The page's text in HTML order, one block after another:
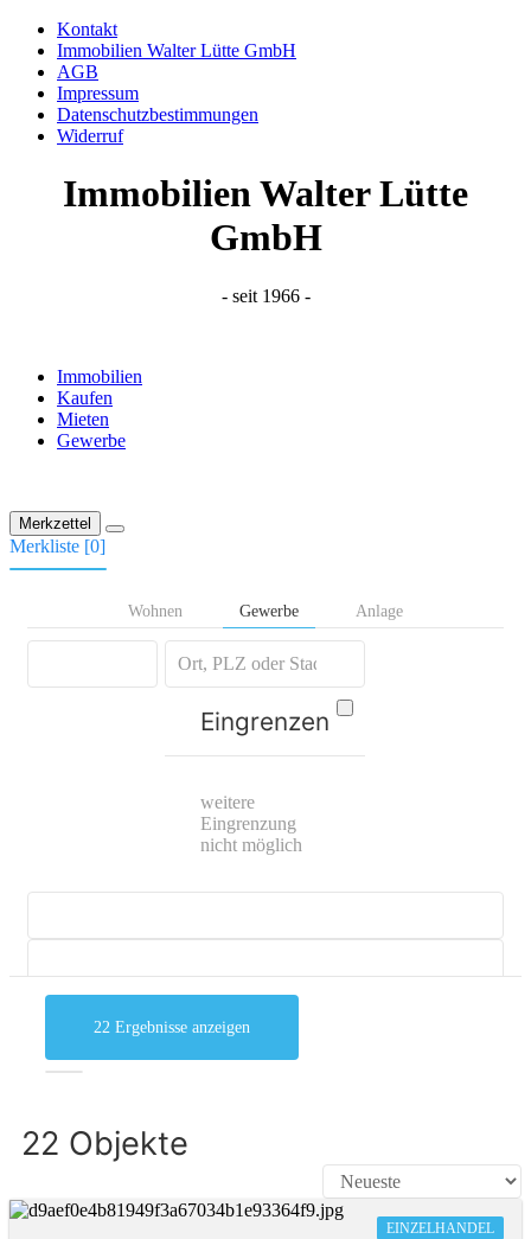
Kontakt
Immobilien Walter Lütte GmbH
AGB
Impressum
Datenschutzbestimmungen
Widerruf
Immobilien Walter Lütte
GmbH
- seit 1966 -
Immobilien
Kaufen
Mieten
Gewerbe
Merkzettel
Merkliste [0]
Wohnen Gewerbe Anlage
Eingrenzen
weitere
Eingrenzung
nicht möglich
mehr Suchoptionen
22 Ergebnisse anzeigen
22 Objekte
EINZELHANDEL